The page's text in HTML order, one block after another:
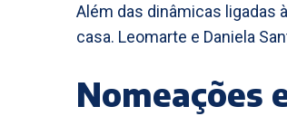
Além das dinâmicas ligadas
casa. Leomarte e Daniela
Nomeações